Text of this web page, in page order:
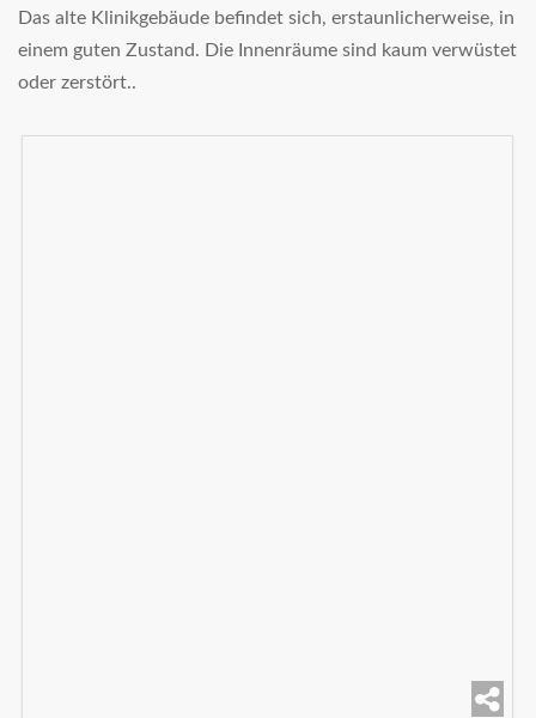
Das alte Klinikgebäude befindet sich, erstaunlicherweise, in
einem guten Zustand. Die Innenräume sind kaum verwüstet
oder zerstört..